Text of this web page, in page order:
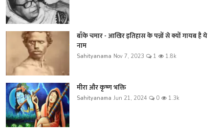
बाँके चमार - आखिर इतिहास के पन्नों से क्यों गायब है ये
नाम
Sahityanama Nov 7, 2023 1 1.8k
मीरा और कृष्ण भक्ति
Sahityanama Jun 21, 2024 0 1.3k